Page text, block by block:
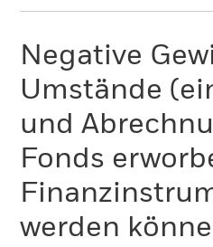
Negative
Umstände
und
Fonds
werden